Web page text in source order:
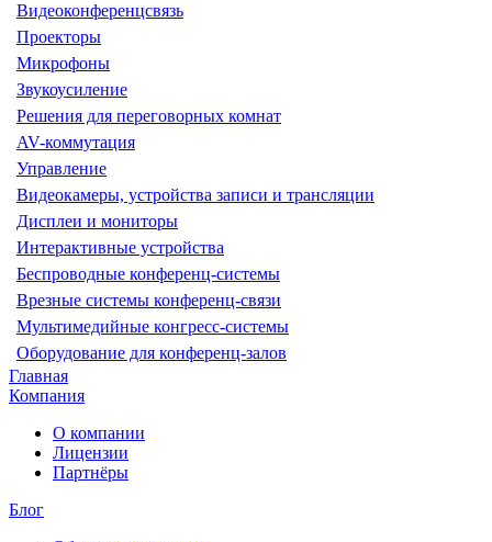
Видеоконференцсвязь
Проекторы
Микрофоны
Звукоусиление
Решения для переговорных комнат
AV-коммутация
Управление
Видеокамеры, устройства записи и трансляции
Дисплеи и мониторы
Интерактивные устройства
Беспроводные конференц-системы
Врезные системы конференц-связи
Мультимедийные конгресс-системы
Оборудование для конференц-залов
Главная
Компания
О компании
Лицензии
Партнёры
Блог